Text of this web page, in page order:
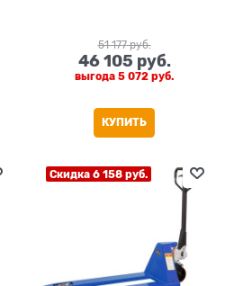
51 177 руб.
46 105 руб.
выгода 5 072 руб.
КУПИТЬ
Скидка 6 158 руб.